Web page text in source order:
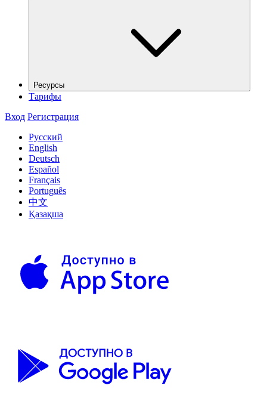
Ресурсы
Тарифы
Вход Регистрация
Русский
English
Deutsch
Español
Français
Português
中文
Қазақша